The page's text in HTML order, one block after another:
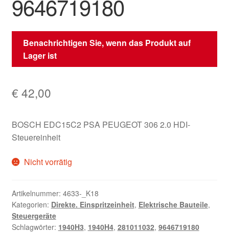
9646719180
Benachrichtigen Sie, wenn das Produkt auf
Lager ist
€ 42,00
BOSCH EDC15C2 PSA PEUGEOT 306 2.0 HDI-
Steuereinheit
Nicht vorrätig
Artikelnummer: 4633-_K18
Kategorien: Direkte. Einspritzeinheit, Elektrische Bauteile,
Steuergeräte
Schlagwörter: 1940H3, 1940H4, 281011032, 9646719180